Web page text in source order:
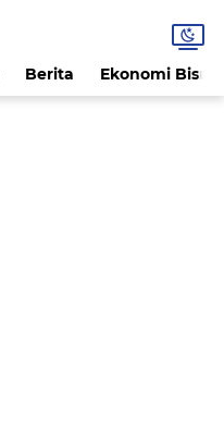
Berita Ekonomi Bisnis